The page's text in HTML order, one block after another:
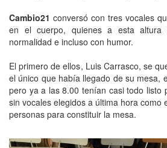
Cambio21 conversó con tres vocales
en el cuerpo, quienes a esta altura
normalidad e incluso con humor.
El primero de ellos, Luis Carrasco, se
el único que había llegado de su mesa,
pero ya a las 8.00 tenían casi todo listo
sin vocales elegidos a última hora como
personas para constituir la mesa.